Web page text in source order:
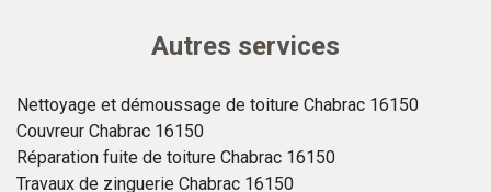
Autres services
Nettoyage et démoussage de toiture Chabrac 16150
Couvreur Chabrac 16150
Réparation fuite de toiture Chabrac 16150
Travaux de zinguerie Chabrac 16150